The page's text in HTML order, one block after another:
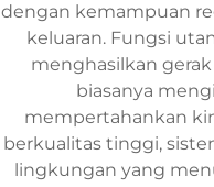
dengan kemampuan
keluaran. Fungsi
menghasilkan
biasanya
mempertahankan
berkualitas tinggi,
lingkungan yang